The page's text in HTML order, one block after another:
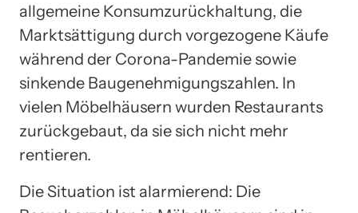
allgemeine Konsumzurückhaltung, die
Marktsättigung durch vorgezogene Käufe
während der Corona-Pandemie sowie
sinkende Baugenehmigungszahlen. In
vielen Möbelhäusern wurden Restaurants
zurückgebaut, da sie sich nicht mehr
rentieren.
Die Situation ist alarmierend: Die